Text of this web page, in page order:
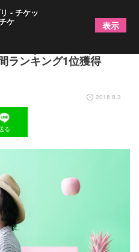
(movie ver.)」が中
ランキング1位獲得
2018.8.3
る
- チケッ
ケ 表示